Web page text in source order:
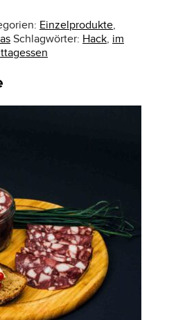
Einzelprodukte,
Schlagwörter: Hack, im